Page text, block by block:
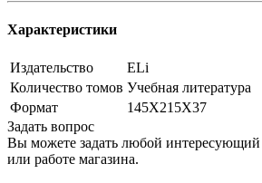
Характеристики
Издательство
ELi
Количество томов Учебная литература
Формат
145Х215Х37
Задать вопрос
Вы можете задать любой интересующий
или работе магазина.